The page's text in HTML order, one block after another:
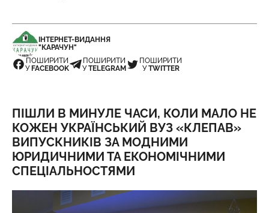
ІНТЕРНЕТ-ВИДАННЯ
"КАРАЧУН"
ПОШИРИТИ
У FACEBOOK
ПОШИРИТИ
УTELEGRAM
ПОШИРИТИ
УTWITTER
ПІШЛИ В МИНУЛЕ ЧАСИ, КОЛИ МАЛО НЕ
КОЖЕН УКРАЇНСЬКИЙ ВУЗ «КЛЕПАВ»
ВИПУСКНИКІВ ЗА МОДНИМИ
ЮРИДИЧНИМИ ТА ЕКОНОМІЧНИМИ
СПЕЦІАЛЬНОСТЯМИ